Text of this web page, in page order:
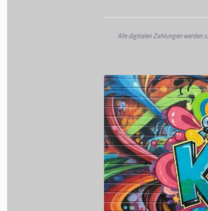
Alle digitalen Zahlungen werden